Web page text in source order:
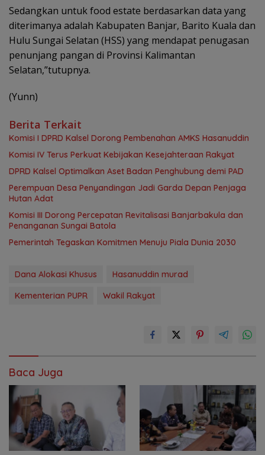
Sedangkan untuk food estate berdasarkan data yang
diterimanya adalah Kabupaten Banjar, Barito Kuala dan
Hulu Sungai Selatan (HSS) yang mendapat penugasan
penunjang pangan di Provinsi Kalimantan
Selatan,”tutupnya.
(Yunn)
Berita Terkait
Komisi I DPRD Kalsel Dorong Pembenahan AMKS Hasanuddin
Komisi IV Terus Perkuat Kebijakan Kesejahteraan Rakyat
‎DPRD Kalsel Optimalkan Aset Badan Penghubung demi PAD
Perempuan Desa Penyandingan Jadi Garda Depan Penjaga
Hutan Adat
‎Komisi III Dorong Percepatan Revitalisasi Banjarbakula dan
Penanganan Sungai Batola
Pemerintah Tegaskan Komitmen Menuju Piala Dunia 2030
Dana Alokasi Khusus
Hasanuddin murad
Kementerian PUPR
Wakil Rakyat
Baca Juga